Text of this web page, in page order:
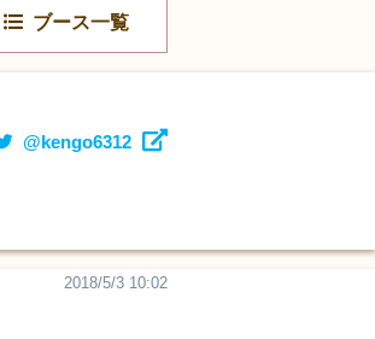
ブース一覧
@kengo6312
2018/5/3 10:02